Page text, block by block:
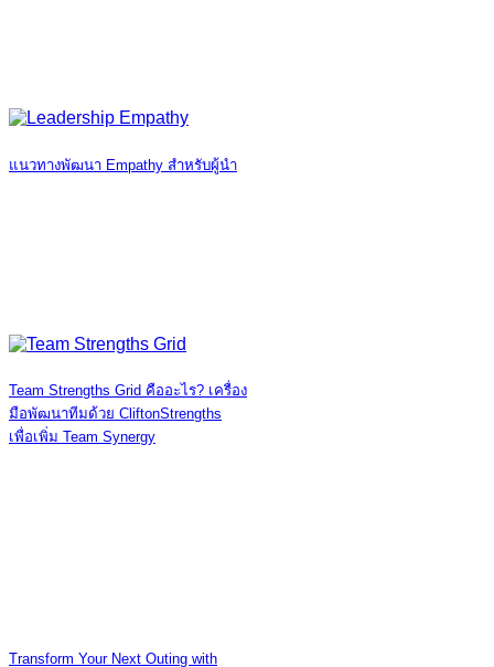
แนวทางพัฒนา Empathy สำหรับผู้นำ
Team Strengths Grid คืออะไร? เครื่อง
มือพัฒนาทีมด้วย CliftonStrengths
เพื่อเพิ่ม Team Synergy
Transform Your Next Outing with